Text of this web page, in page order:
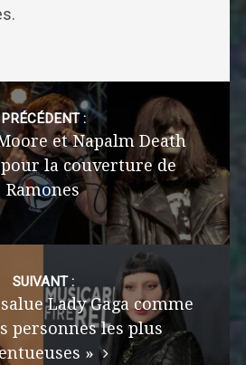
PRÉCÉDENT :
et Napalm Death
la couverture de
Ramones
SUIVANT :
Lady Gaga comme
personnes les plus
»